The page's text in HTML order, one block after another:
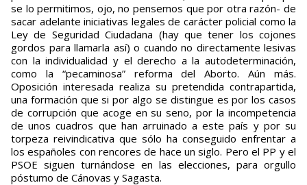
se lo permitimos, ojo, no pensemos que por otra razón- de
sacar adelante iniciativas legales de carácter policial como la
Ley de Seguridad Ciudadana (hay que tener los cojones
gordos para llamarla así) o cuando no directamente lesivas
con la individualidad y el derecho a la autodeterminación,
como la “pecaminosa” reforma del Aborto. Aún más.
Oposición interesada realiza su pretendida contrapartida,
una formación que si por algo se distingue es por los casos
de corrupción que acoge en su seno, por la incompetencia
de unos cuadros que han arruinado a este país y por su
torpeza reivindicativa que sólo ha conseguido enfrentar a
los españoles con rencores de hace un siglo. Pero el PP y el
PSOE siguen turnándose en las elecciones, para orgullo
póstumo de Cánovas y Sagasta.